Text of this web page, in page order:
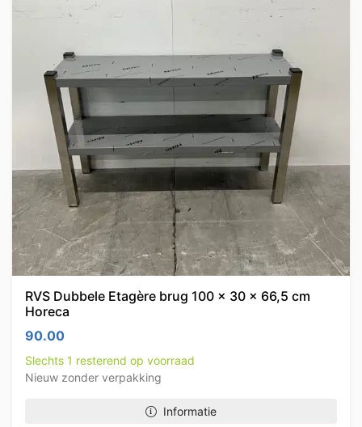
RVS Dubbele Etagère brug 100 x 30 x 66,5 cm
Horeca
90.00
Slechts 1 resterend op voorraad
Nieuw zonder verpakking
Informatie